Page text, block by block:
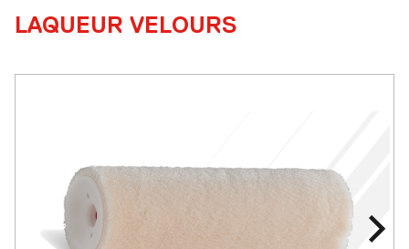
LAQUEUR VELOURS